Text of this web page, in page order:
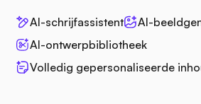
AI-schrijfassistent
AI-
AI-ontwerpbibliotheek
Volledig gepersonaliseerde